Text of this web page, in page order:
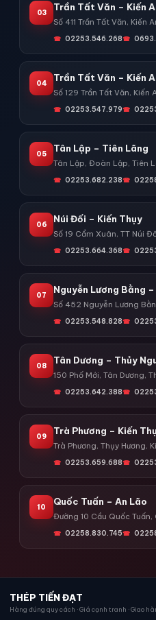
03
Trần Tất Văn – Kiến
Số 411 Trần Tất Văn, Kiến
02253.546.268
04
Trần Tất Văn – Kiến
Số 129 Trần Tất Văn, Kiến
02253.547.979
05
Tân Lập – Tiên Lãng
Tân Lập, Đoàn Lập, Tiên
02253.682.238
06
Núi Đối – Kiến Thụy
Số 19 Cẩm Xuân, TT Núi
02253.664.368
07
Nguyễn Lương Bằng –
Số 452 Nguyễn Lương
02253.548.828
08
Tân Dương – Thủy
150 Phố Mới, Tân Dương,
02253.642.388
09
Trà Phương – Kiến
Trà Phương, Thụy Hương,
02253.659.688
10
Quốc Tuấn – An Lão
Đường 10 Cầu Quốc
02258.830.745
THÉP TIẾN ĐẠT
Hàng đúng quy cách · Giá cạnh tranh · Giao